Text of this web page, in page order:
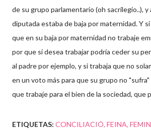
de su grupo parlamentario (oh sacrilegio..), y
diputada estaba de baja por maternidad. Y
que en su baja por maternidad no trabaje
por que si desea trabajar podría ceder su
al padre por ejemplo, y si trabaja que no
en un voto más para que su grupo no "sufra"
que trabaje para el bien de la sociedad, que
ETIQUETAS: CONCILIACIÓ FEINA